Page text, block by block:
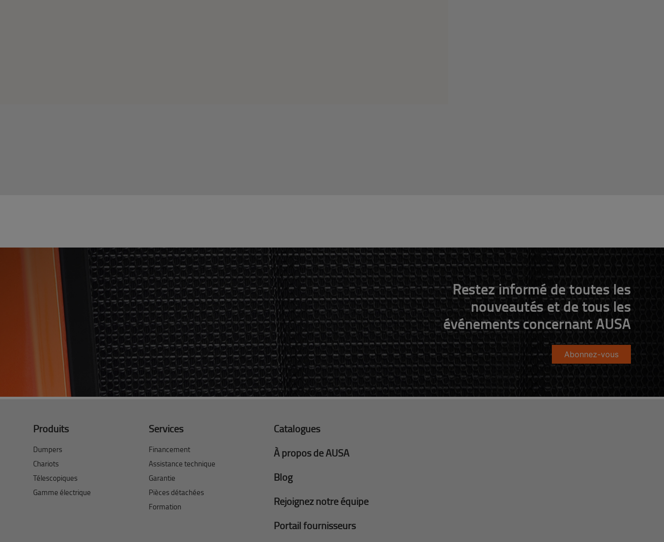
Restez informé de toutes les
nouveautés et de tous les
événements concernant AUSA
Abonnez-vous
Produits
Dumpers
Chariots
Télescopiques
Gamme électrique
Services
Financement
Assistance technique
Garantie
Pièces détachées
Formation
Catalogues
À propos de AUSA
Blog
Rejoignez notre équipe
Portail fournisseurs